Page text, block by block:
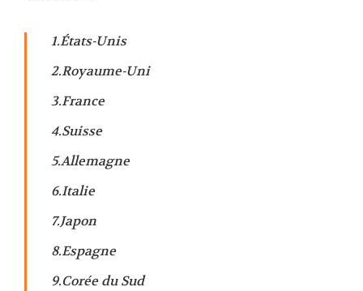
1.États-Unis
2.Royaume-Uni
3.France
4.Suisse
5.Allemagne
6.Italie
7.Japon
8.Espagne
9.Corée du Sud